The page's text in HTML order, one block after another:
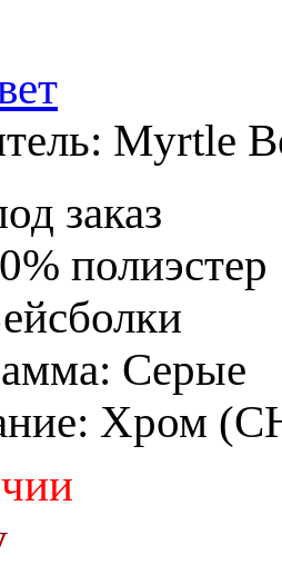
Myrtle
заказ
полиэстер
: Серые
: Хром